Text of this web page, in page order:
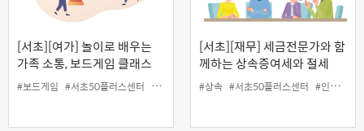
[서초][여가] 놀이로 배우는
가족 소통, 보드게임 클래스
#보드게임 #서초50플러스센터 #소통 #여가 #인생설계
[서초][재무] 세금전문가와 함
께하는 상속증여세와 절세
Tip
#상속 #서초50플러스센터 #인생설계